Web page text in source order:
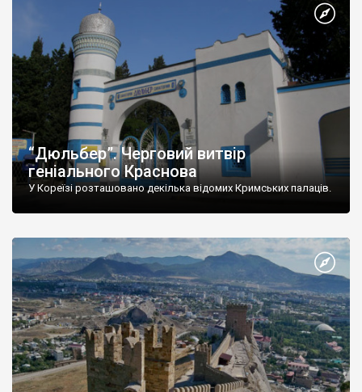
“Дюльбер”. Черговий витвір
геніального Краснова
У Кореїзі розташовано декілька відомих Кримських палаців.